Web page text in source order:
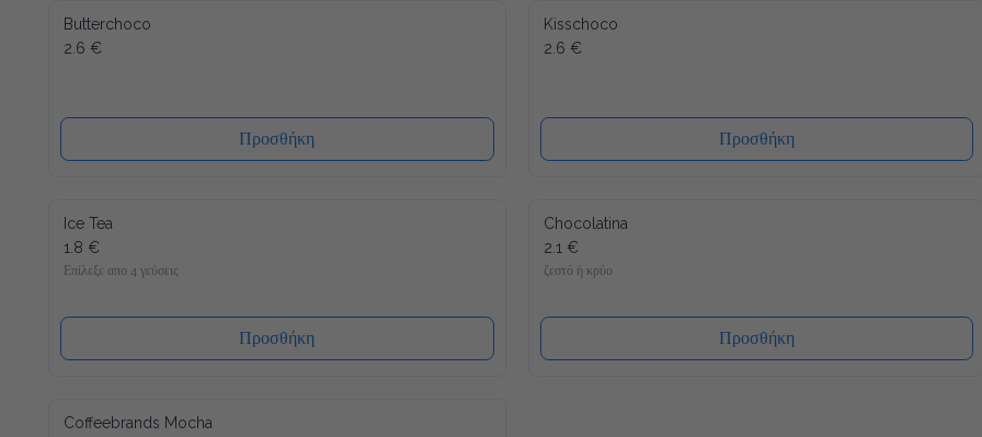
Butterchoco
2.6 €
Προσθήκη
Kisschoco
2.6 €
Προσθήκη
Ice Tea
1.8 €
Επίλεξε απο 4 γεύσεις
Προσθήκη
Chocolatina
2.1 €
ζεστό ή κρύο
Προσθήκη
Coffeebrands Mocha